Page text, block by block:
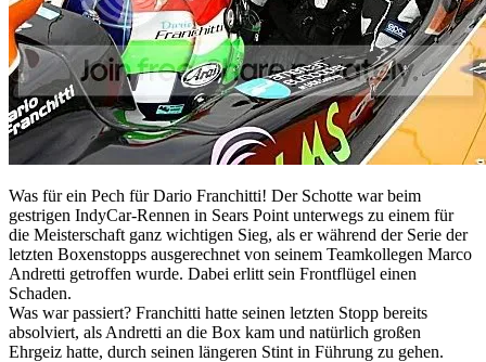
Was für ein Pech für Dario Franchitti! Der Schotte war beim
gestrigen IndyCar-Rennen in Sears Point unterwegs zu einem für
die Meisterschaft ganz wichtigen Sieg, als er während der Serie der
letzten Boxenstopps ausgerechnet von seinem Teamkollegen Marco
Andretti getroffen wurde. Dabei erlitt sein Frontflügel einen
Schaden.
Was war passiert? Franchitti hatte seinen letzten Stopp bereits
absolviert, als Andretti an die Box kam und natürlich großen
Ehrgeiz hatte, durch seinen längeren Stint in Führung zu gehen.